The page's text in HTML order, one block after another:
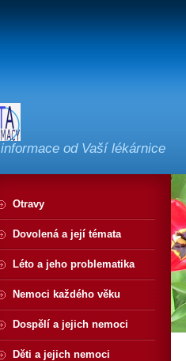
informace od Vaší lékárnice
Otravy
Dovolená a její témata
Léto a jeho problematika
Nemoci každého věku
Dospělí a jejich nemoci
Děti a jejich nemoci